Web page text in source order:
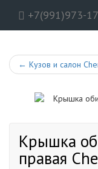
+7(991)973-
← Кузов и салон
Крышка
правая